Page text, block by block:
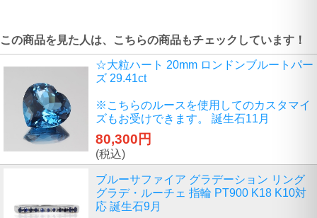
この商品を見た人は、こちらの商品もチェックしています！
☆大粒ハート 20mm ロンドンブルートパー
ズ 29.41ct
※こちらのルースを使用してのカスタマイ
ズもお受けできます。 誕生石11月
80,300円
(税込)
ブルーサファイア グラデーション リング
グラデ・ルーチェ 指輪 PT900 K18 K10対
応 誕生石9月